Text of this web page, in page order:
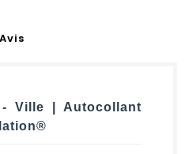
Avis
- Ville | Autocollant